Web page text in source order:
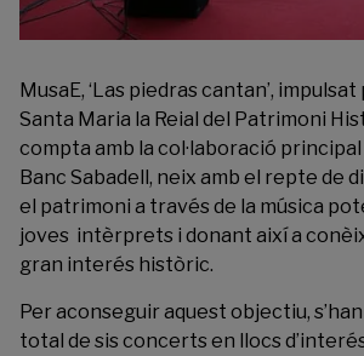
MusaE, ‘Las piedras cantan’, impulsat
Santa Maria la Reial del Patrimoni
compta amb la col·laboració principal
Banc Sabadell, neix amb el repte de
el patrimoni a través de la música
joves intèrprets i donant així a
gran interés històric.
Per aconseguir aquest objectiu,
total de sis concerts en llocs